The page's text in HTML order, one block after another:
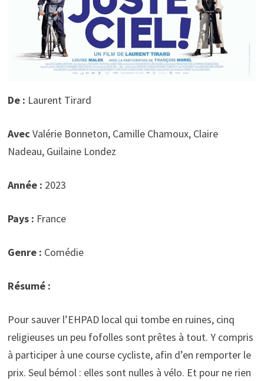
De : Laurent Tirard
Avec Valérie Bonneton, Camille Chamoux, Claire
Nadeau, Guilaine Londez
Année : 2023
Pays : France
Genre : Comédie
Résumé :
Pour sauver l’EHPAD local qui tombe en ruines, cinq
religieuses un peu fofolles sont prêtes à tout. Y compris
à participer à une course cycliste, afin d’en remporter le
prix. Seul bémol : elles sont nulles à vélo. Et pour ne rien